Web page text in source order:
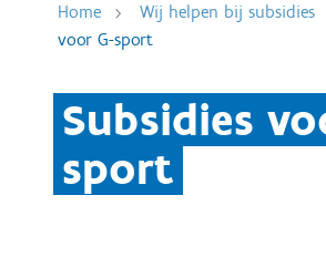
Home Wij helpen bij subsidies
voor G-sport
Subsidies
sport